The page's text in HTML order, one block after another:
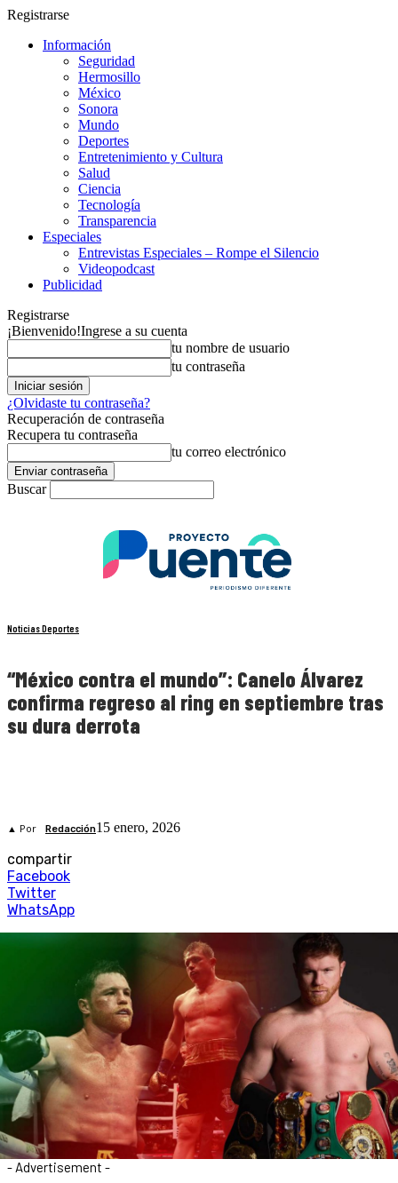
Registrarse
Información
Seguridad
Hermosillo
México
Sonora
Mundo
Deportes
Entretenimiento y Cultura
Salud
Ciencia
Tecnología
Transparencia
Especiales
Entrevistas Especiales – Rompe el Silencio
Videopodcast
Publicidad
Registrarse
¡Bienvenido!Ingrese a su cuenta
tu nombre de usuario
tu contraseña
¿Olvidaste tu contraseña?
Recuperación de contraseña
Recupera tu contraseña
tu correo electrónico
Buscar
Noticias Deportes
“México contra el mundo”: Canelo Álvarez
confirma regreso al ring en septiembre tras
su dura derrota
▲ Por Redacción15 enero, 2026
compartir
Facebook
Twitter
WhatsApp
- Advertisement -